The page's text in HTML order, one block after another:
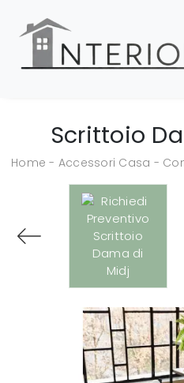
Scrittoio
Home - Accessori Casa -